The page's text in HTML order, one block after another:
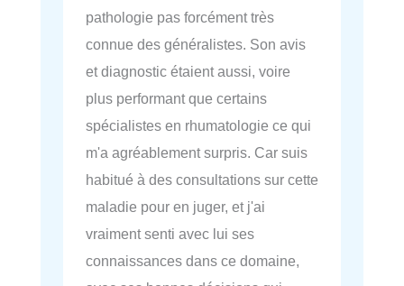
pathologie pas forcément très
connue des généralistes. Son avis
et diagnostic étaient aussi, voire
plus performant que certains
spécialistes en rhumatologie ce qui
m'a agréablement surpris. Car suis
habitué à des consultations sur cette
maladie pour en juger, et j'ai
vraiment senti avec lui ses
connaissances dans ce domaine,